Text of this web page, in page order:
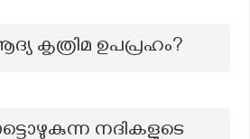
കൃത്രിമ ഉപപ്രഹം?
നദികളുടെ